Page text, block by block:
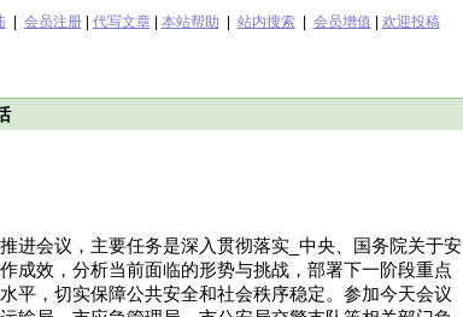
| 会员注册| 代写文章| 本站帮助 站内搜索| 会员增值 欢迎投稿
进会议，主要任务是深入贯彻落实_中央、国务院关于安
成效，分析当前面临的形势与挑战，部署下一阶段重点
平，切实保障公共安全和社会秩序稳定。参加今天会议